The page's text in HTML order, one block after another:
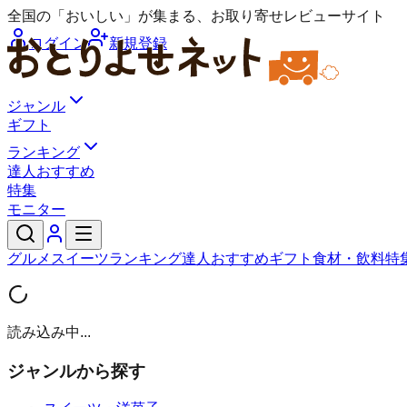
全国の「おいしい」が集まる、お取り寄せレビューサイト
ログイン
新規登録
ジャンル
ギフト
ランキング
達人おすすめ
特集
モニター
グルメ スイーツランキング達人おすすめギフト 食材・飲料特
読み込み中...
ジャンルから探す